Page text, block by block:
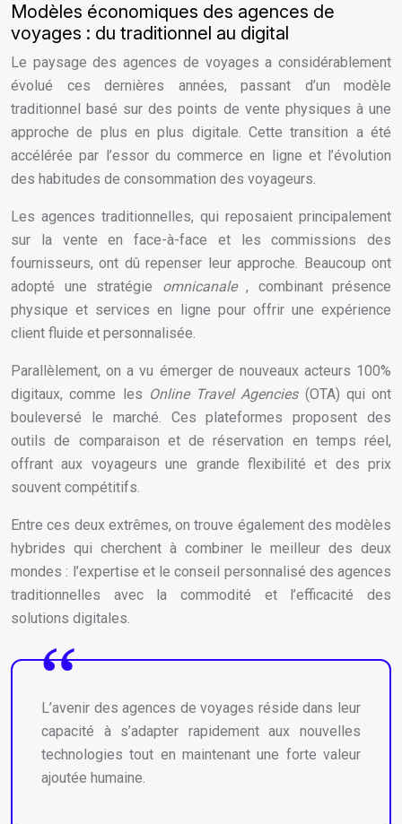
Modèles économiques des agences de
voyages : du traditionnel au digital
Le paysage des agences de voyages a considérablement
évolué ces dernières années, passant d’un modèle
traditionnel basé sur des points de vente physiques à une
approche de plus en plus digitale. Cette transition a été
accélérée par l’essor du commerce en ligne et l’évolution
des habitudes de consommation des voyageurs.
Les agences traditionnelles, qui reposaient principalement
sur la vente en face-à-face et les commissions des
fournisseurs, ont dû repenser leur approche. Beaucoup ont
adopté une stratégie omnicanale , combinant présence
physique et services en ligne pour offrir une expérience
client fluide et personnalisée.
Parallèlement, on a vu émerger de nouveaux acteurs 100%
digitaux, comme les Online Travel Agencies (OTA) qui ont
bouleversé le marché. Ces plateformes proposent des
outils de comparaison et de réservation en temps réel,
offrant aux voyageurs une grande flexibilité et des prix
souvent compétitifs.
Entre ces deux extrêmes, on trouve également des modèles
hybrides qui cherchent à combiner le meilleur des deux
mondes : l’expertise et le conseil personnalisé des agences
traditionnelles avec la commodité et l’efficacité des
solutions digitales.
L’avenir des agences de voyages réside dans leur
capacité à s’adapter rapidement aux nouvelles
technologies tout en maintenant une forte valeur
ajoutée humaine.